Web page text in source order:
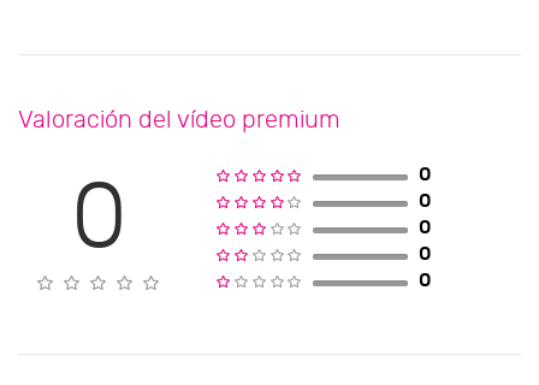
Valoración del vídeo premium
0
0
0
0
0
0